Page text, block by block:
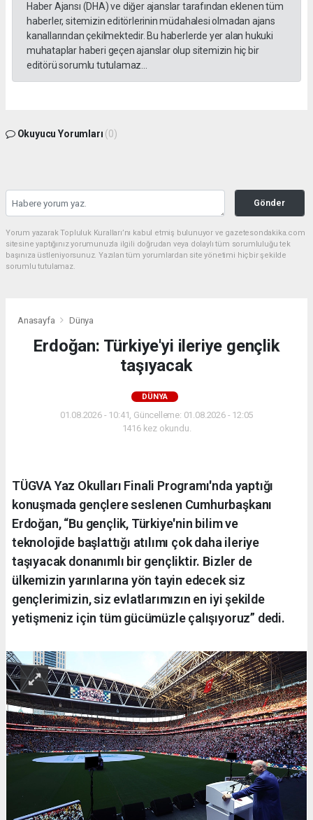
Haber Ajansı (DHA) ve diğer ajanslar tarafından eklenen tüm
haberler, sitemizin editörlerinin müdahalesi olmadan ajans
kanallarından çekilmektedir. Bu haberlerde yer alan hukuki
muhataplar haberi geçen ajanslar olup sitemizin hiç bir
editörü sorumlu tutulamaz...
Okuyucu Yorumları (0)
Gönder
Yorum yazarak Topluluk Kuralları’nı kabul etmiş bulunuyor ve gazetesondakika.com
sitesine yaptığınız yorumunuzla ilgili doğrudan veya dolaylı tüm sorumluluğu tek
başınıza üstleniyorsunuz. Yazılan tüm yorumlardan site yönetimi hiçbir şekilde
sorumlu tutulamaz.
Anasayfa Dünya
Erdoğan: Türkiye'yi ileriye gençlik
taşıyacak
DÜNYA
01.08.2026 - 10:41, Güncelleme: 01.08.2026 - 12:05
1416 kez okundu.
TÜGVA Yaz Okulları Finali Programı'nda yaptığı
konuşmada gençlere seslenen Cumhurbaşkanı
Erdoğan, “Bu gençlik, Türkiye'nin bilim ve
teknolojide başlattığı atılımı çok daha ileriye
taşıyacak donanımlı bir gençliktir. Bizler de
ülkemizin yarınlarına yön tayin edecek siz
gençlerimizin, siz evlatlarımızın en iyi şekilde
yetişmeniz için tüm gücümüzle çalışıyoruz” dedi.